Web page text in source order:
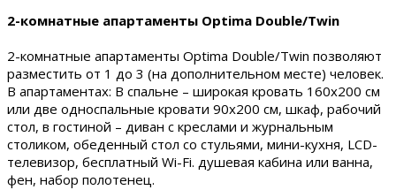
2-комнатные апартаменты Optima Double/Twin
2-комнатные апартаменты Optima Double/Twin позволяют
разместить от 1 до 3 (на дополнительном месте) человек.
В апартаментах: В спальне – широкая кровать 160х200 см
или две односпальные кровати 90х200 см, шкаф, рабочий
стол, в гостиной – диван с креслами и журнальным
столиком, обеденный стол со стульями, мини-кухня, LCD-
телевизор, бесплатный Wi-Fi. душевая кабина или ванна,
фен, набор полотенец.